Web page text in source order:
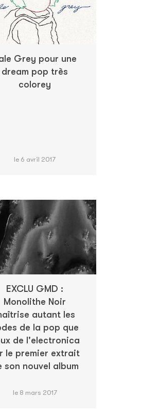
Grey pour une
dream pop très
colorey
le 6 avril 2017
EXCLU GMD :
Monolithe Noir
autant les
de la pop que
de l'electronica
le premier extrait
son nouvel album
le 8 mars 2017